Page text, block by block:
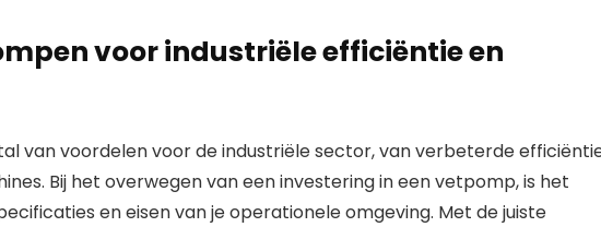
voor industriële efficiëntie en
van voordelen voor de industriële sector, van verbeterde
Bij het overwegen van een investering in een vetpomp, is het
en eisen van je operationele omgeving. Met de juiste